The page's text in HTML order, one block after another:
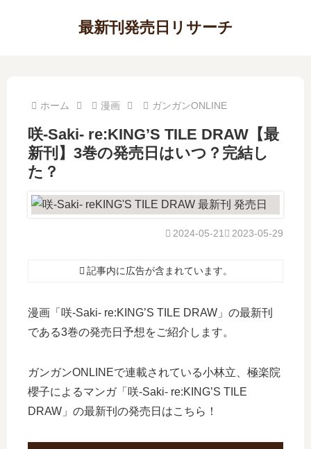
最新刊発売日リサーチ
ホーム 漫画 ガンガンONLINE
咲-Saki- re:KING’S TILE DRAW【最
新刊】3巻の発売日はいつ？完結し
た？
2023-05-29
2024-05-21
記事内に広告が含まれています。
漫画「咲-Saki- re:KING’S TILE DRAW」の最新刊
である3巻の発売日予想をご紹介します。
ガンガンONLINEで連載されている小林立、極楽院
櫻子によるマンガ「咲-Saki- re:KING’S TILE
DRAW」の最新刊の発売日はこちら！